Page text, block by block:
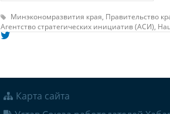
Минэкономразвития края, Правительство
Агентство стратегических инициатив (АСИ),
Карта сайта